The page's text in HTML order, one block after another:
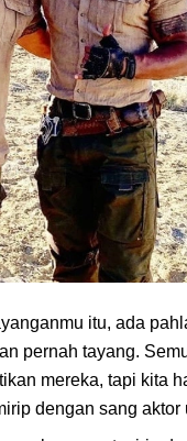
itu, ada
pernah tayang.
mereka, tapi kita
dengan sang aktor